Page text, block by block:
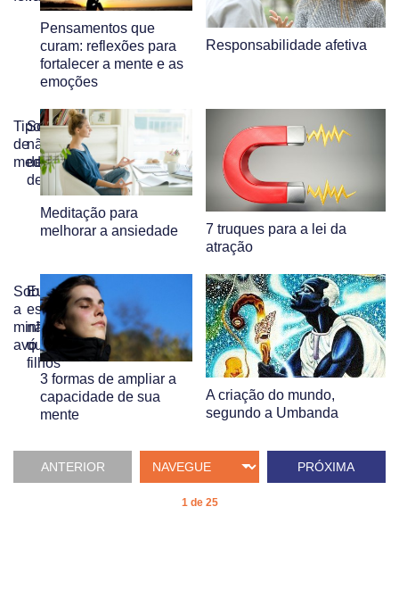
Pensamentos que
curam: reflexões para
fortalecer a mente e as
emoções
Responsabilidade afetiva
Tipos
de
mediunidade
Sonhos:
não
desista
deles
Meditação para
melhorar a ansiedade
7 truques para a lei da
atração
Sobre
a
minha
avó
Eu
escolho:
não
quero
filhos
3 formas de ampliar a
capacidade de sua
mente
A criação do mundo,
segundo a Umbanda
ANTERIOR PRÓXIMA
1 de 25